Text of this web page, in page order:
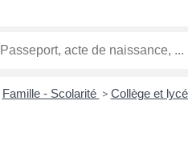
Famille - Scolarité > Collège et